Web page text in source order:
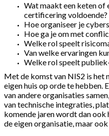
Wat maakt een keten of
certificering voldoende?
Hoe organiseer je
Hoe ga je om met
Welke rol speelt
Van welke ervaringen
Welke rol speelt
Met de komst van NIS2 is het
eigen huis op orde te
van andere organisaties
van technische integraties,
komende jaren wordt dan ook
de eigen organisatie, maar